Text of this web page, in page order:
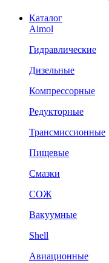
Каталог
Aimol
Гидравлические
Дизельные
Компрессорные
Редукторные
Трансмиссионные
Пищевые
Смазки
СОЖ
Вакуумные
Shell
Авиационные